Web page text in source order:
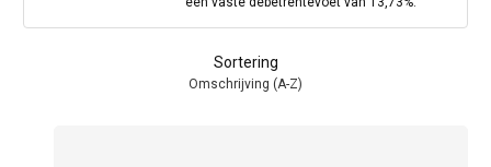
Sortering
Omschrijving (A-Z)